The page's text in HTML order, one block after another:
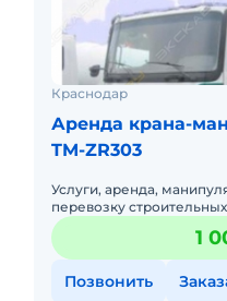
Краснодар
Аренда крана-
TM-ZR303
Услуги, аренда,
перевозку
многое с 07:00-23:30.
1
Позвонить